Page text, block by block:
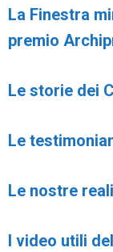
La Finestra
premio
Le storie dei
Le
Le nostre
I video utili